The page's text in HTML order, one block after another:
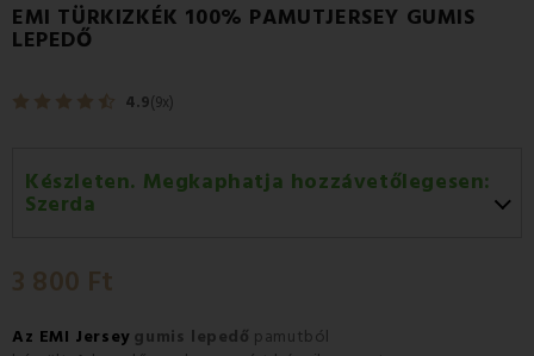
EMI TÜRKIZKÉK 100% PAMUTJERSEY GUMIS
LEPEDŐ
4.9(9x)
Készleten. Megkaphatja hozzávetőlegesen:
Szerda
Csütörtök 13.08
3 800 Ft
Az EMI Jersey gumis lepedő pamutból